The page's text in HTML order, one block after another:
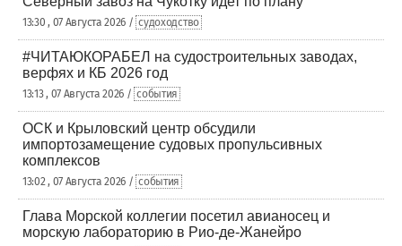
13:30 , 07 Августа 2026 / судоходство
#ЧИТАЮКОРАБЕЛ на судостроительных заводах,
верфях и КБ 2026 год
13:13 , 07 Августа 2026 / события
ОСК и Крыловский центр обсудили
импортозамещение судовых пропульсивных
комплексов
13:02 , 07 Августа 2026 / события
Глава Морской коллегии посетил авианосец и
морскую лабораторию в Рио-де-Жанейро